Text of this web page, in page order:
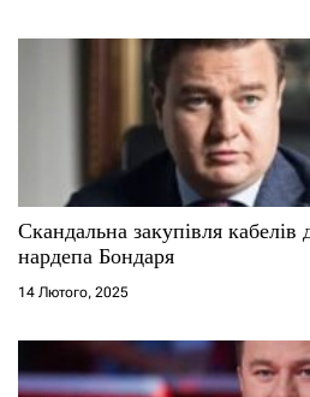
Скандальна закупівля
нардепа Бондаря
14 Лютого, 2025